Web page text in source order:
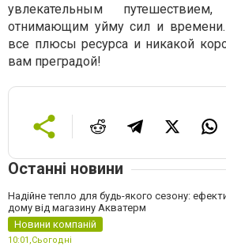
увлекательным
отнимающим уйму сил и времени.
все плюсы ресурса и никакой
вам преградой!
Останні новини
Надійне тепло для будь-якого сезону:
дому від магазину Акватерм
Новини компаній
10:01,Сьогодні